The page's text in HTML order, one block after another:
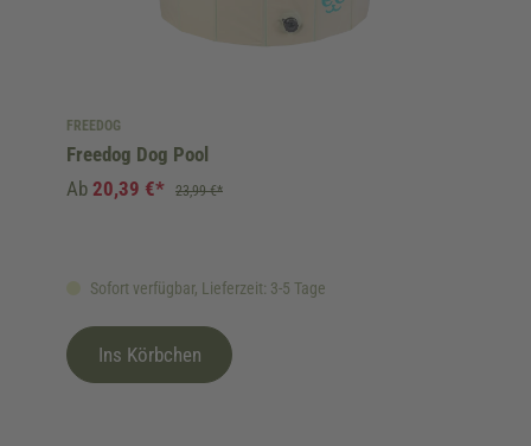
FREEDOG
Freedog Dog Pool
Sofort verfügbar, Lieferzeit: 3-5 Tage
Ab 20,39 €* 23,99 €*
Ins Körbchen